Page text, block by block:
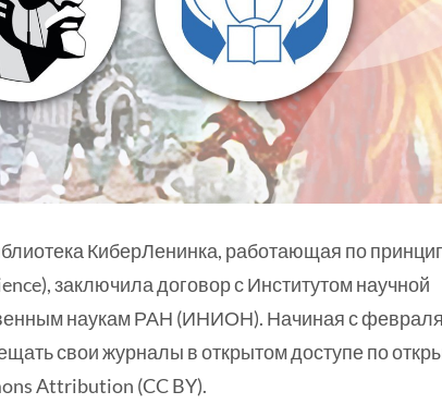
КиберЛенинка, работающая по
заключила договор с Институтом научной
наукам РАН (ИНИОН). Начиная с февраля
свои журналы в открытом доступе по
Attribution (CC BY).